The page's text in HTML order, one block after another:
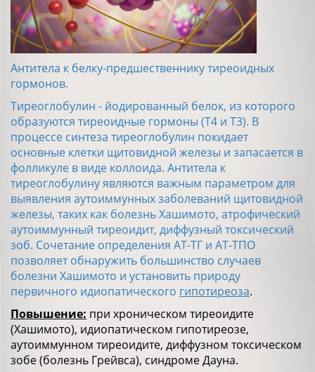
Антитела к белку-предшественнику тиреоидных
гормонов.
Тиреоглобулин - йодированный белок, из которого
образуются тиреоидные гормоны (T4 и T3). В
процессе синтеза тиреоглобулин покидает
основные клетки щитовидной железы и запасается в
фолликуле в виде коллоида. Антитела к
тиреоглобулину являются важным параметром для
выявления аутоиммунных заболеваний щитовидной
железы, таких как болезнь Хашимото, атрофический
аутоиммунный тиреоидит, диффузный токсический
зоб. Сочетание определения АТ-ТГ и АТ-ТПО
позволяет обнаружить большинство случаев
болезни Хашимото и установить природу
первичного идиопатического гипотиреоза.
Повышение: при хроническом тиреоидите
(Хашимото), идиопатическом гипотиреозе,
аутоиммунном тиреоидите, диффузном токсическом
зобе (болезнь Грейвса), синдроме Дауна.